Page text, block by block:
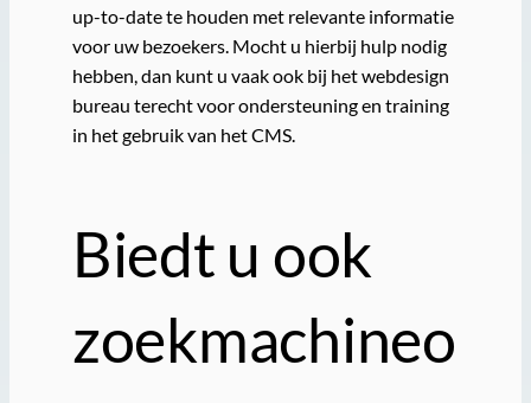
up-to-date te houden met relevante informatie
voor uw bezoekers. Mocht u hierbij hulp nodig
hebben, dan kunt u vaak ook bij het webdesign
bureau terecht voor ondersteuning en training
in het gebruik van het CMS.
Biedt u ook
zoekmachineo